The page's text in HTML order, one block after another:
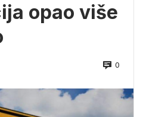
opao više
0